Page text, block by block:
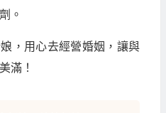
。
，用心去經營婚姻，讓與
滿！